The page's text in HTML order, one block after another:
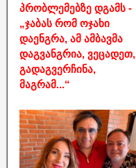
პრობლემებზე დგამს -
„ჯაბას რომ ოჯახი
დაენგრა, ამ ამბავმა
დაგვანგრია, ვეცადეთ,
გადაგვერჩინა,
მაგრამ...“